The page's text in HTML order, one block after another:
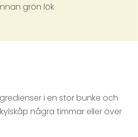
grön lök
i en stor bunke och
några timmar eller över